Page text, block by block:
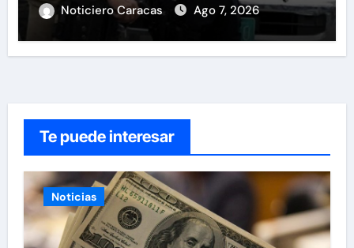
Noticiero Caracas Ago 7, 2026
Te puede interesar
Noticias